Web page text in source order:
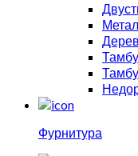
Фурнитура